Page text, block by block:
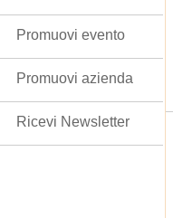
Promuovi evento
Promuovi azienda
Ricevi Newsletter